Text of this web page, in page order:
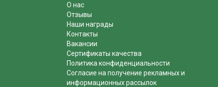
О нас
Отзывы
Наши награды
Контакты
Вакансии
Сертификаты качества
Политика конфиденциальности
Согласие на получение рекламных и
информационных рассылок